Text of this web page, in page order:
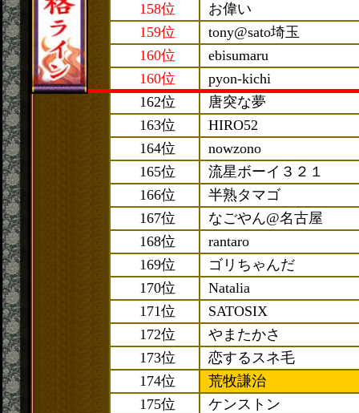
158位
お偉い
159位
tony@sato埼玉
160位
ebisumaru
160位
pyon-kichi
162位
唐突な夢
163位
HIRO52
164位
nowzono
165位
流星ボーイ３２１
166位
半熟タマゴ
167位
なごやん@名古屋
168位
rantaro
169位
ゴリちゃんだ
170位
Natalia
171位
SATOSIX
172位
やまたかさ
173位
恋するスネ毛
174位
荒牧謙治
175位
ケンストン